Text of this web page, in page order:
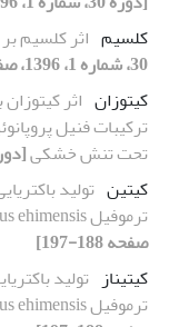
کلسیم اثر کلسیم
30، شماره 1، 1396، صفحه 100-105]
کیتوزان
تحت تنش خشکی[دوره 30، شماره 3،
کیتین تولید
ترموفیل Paenibacillus ehimensis
صفحه 188-197]
کیتیناز تولید
ترموفیل Paenibacillus ehimensis